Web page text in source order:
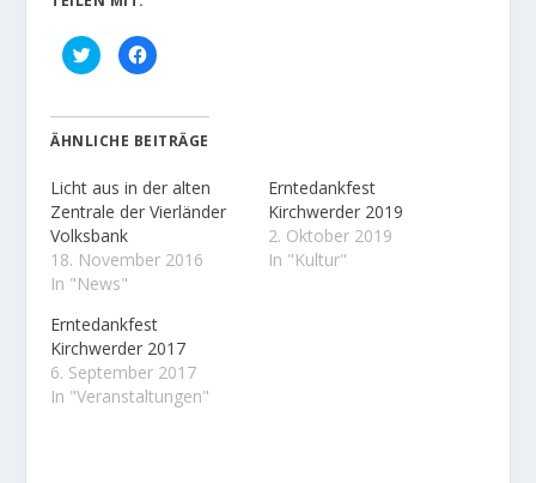
K
l
,
u
m
b
e
r
T
w
i
t
t
e
z
t
e
i
l
K
l
,
u
m
u
f
F
a
e
b
z
u
t
e
i
l
ÄHNLICHE BEITRÄGE
Licht aus in der alten
Zentrale der Vierländer
Volksbank
18. November 2016
In "News"
Erntedankfest
Kirchwerder 2019
2. Oktober 2019
In "Kultur"
Erntedankfest
Kirchwerder 2017
6. September 2017
In "Veranstaltungen"